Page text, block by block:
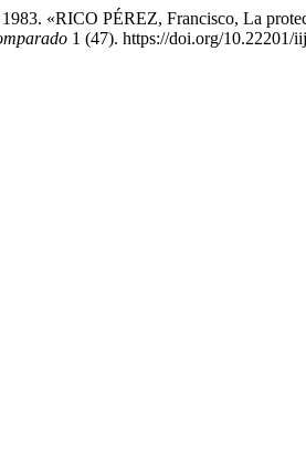
«RICO PÉREZ, Francisco, La
1 (47). https://doi.org/10.22201/